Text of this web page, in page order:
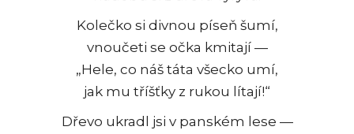
Kolečko si divnou píseň šumí,
vnoučeti se očka kmitají —
„Hele, co náš táta všecko umí,
jak mu tříšťky z rukou lítají!“
Dřevo ukradl jsi v panském lese —